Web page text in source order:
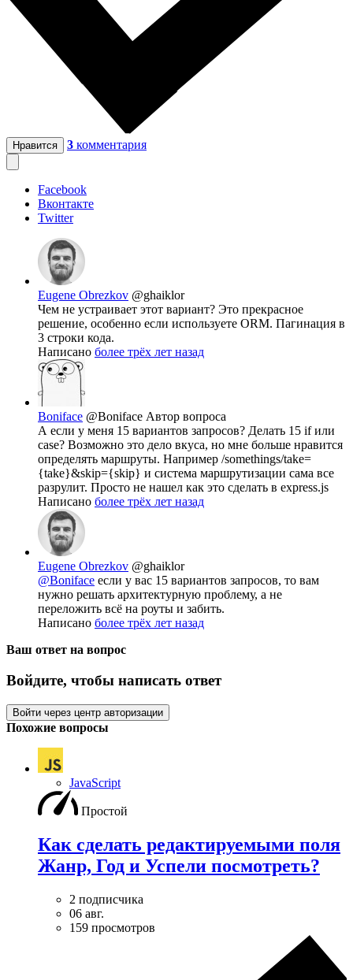
Нравится 3 комментария
Facebook
Вконтакте
Twitter
Eugene Obrezkov @ghaiklor
Чем не устраивает этот вариант? Это прекрасное
решение, особенно если используете ORM. Пагинация в
3 строки кода.
Написано более трёх лет назад
Boniface @Boniface Автор вопроса
А если у меня 15 вариантов запросов? Делать 15 if или
case? Возможно это дело вкуса, но мне больше нравится
определять маршруты. Например /somethings/take=
{take}&skip={skip} и система маршрутизации сама все
разрулит. Просто не нашел как это сделать в express.js
Написано более трёх лет назад
Eugene Obrezkov @ghaiklor
@Boniface если у вас 15 вариантов запросов, то вам
нужно решать архитектурную проблему, а не
переложить всё на роуты и забить.
Написано более трёх лет назад
Ваш ответ на вопрос
Войдите, чтобы написать ответ
Войти через центр авторизации
Похожие вопросы
JavaScript
Простой
Как сделать редактируемыми поля
Жанр, Год и Успели посмотреть?
2 подписчика
06 авг.
159 просмотров